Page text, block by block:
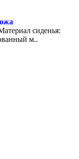
сиденья:
м..